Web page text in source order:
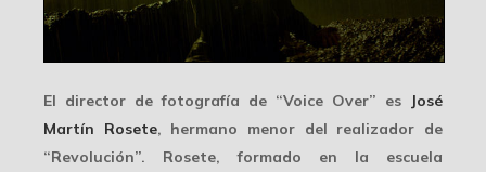
El director de fotografía de “Voice Over” es
José
Martín Rosete, hermano menor del realizador de
“Revolución”. Rosete, formado en la escuela